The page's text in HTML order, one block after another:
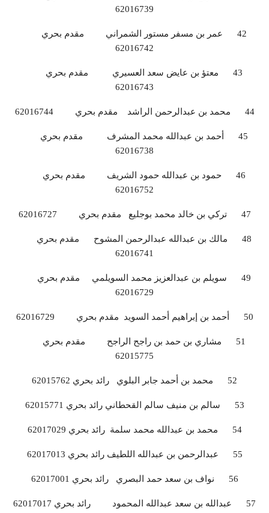
62016739
42 عمر بن مسفر مستور الشمراني مقدم بحري
62016742
43 معتؤ بن عايض سعد العسيري مقدم بحري
62016743
44 محمد بن عبدالرحمن الراشد مقدم بحري 62016744
45 أحمد بن عبدالله محمد المشرف مقدم بحري
62016738
46 حمود بن عبدالله حمود الشريف مقدم بحري
62016752
47 تركي بن خالد محمد بوجليع مقدم بحري 62016727
48 مالك بن عبدالله عبدالرحمن المشوح مقدم بحري
62016741
49 سويلم بن عبدالعزيز محمد السويلمي مقدم بحري
62016729
50 أحمد بن إبراهيم أحمد السويد مقدم بحري 62016729
51 مشاري بن حمد بن راجح الراجح مقدم بحري
62015775
52 محمد بن أحمد جابر البلوي رائد بحري 62015762
53 سالم بن منيف سالم القحطاني رائد بحري 62015771
54 محمد بن عبدالله محمد سلمة رائد بحري 62017029
55 عبدالرحمن بن عبدالله اللطيف رائد بحري 62017013
56 نواف بن سعد حمد البصري رائد بحري 62017001
57 عبدالله بن سعد عبدالله المحمود رائد بحري 62017017